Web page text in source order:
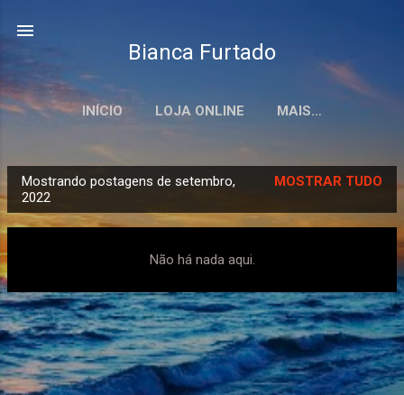
Bianca Furtado
INÍCIO LOJA ONLINE MAIS…
o
a
g
e
n
s
Mostrando postagens de setembro,
2022
MOSTRAR TUDO
Não há nada aqui.